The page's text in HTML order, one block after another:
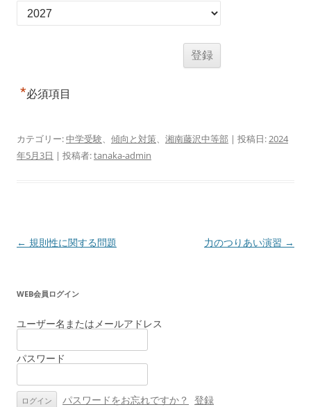
*必須項目
カテゴリー:中学受験、 傾向と対策、 湘南藤沢中等部 | 投稿日:2024
年5月3日 | 投稿者:tanaka-admin
投
ビ
ゲ
シ
ン
← 規則性に関する問題 力のつりあい演習 →
WEB会員ログイン
ユーザー名またはメールアドレス
パスワード
パスワードをお忘れですか？ 登録